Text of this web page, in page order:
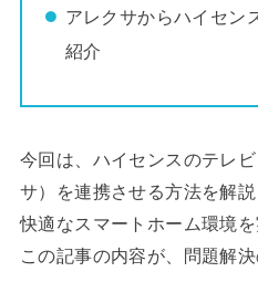
アレクサからハイセン
紹介
今回は、ハイセンスのテレ
サ）を連携させる方法を解説
快適なスマートホーム環境
この記事の内容が、問題解